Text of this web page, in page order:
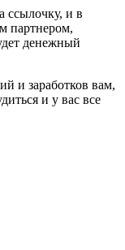
ссылочку, и в
партнером,
денежный
и заработков вам,
и у вас все